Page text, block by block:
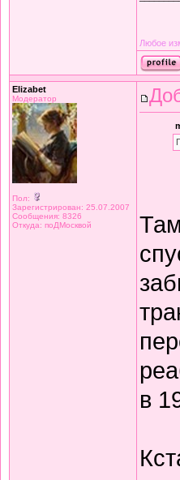
Любое
Elizabet
Модератор
Пол:
Зарегистрирован: 25.07.2007
Сообщения: 8326
Откуда: поДМосквой
в